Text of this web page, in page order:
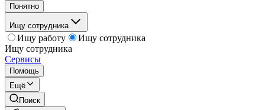
Понятно
Ищу сотрудника
Ищу работу
Ищу сотрудника
Ищу сотрудника
Сервисы
Помощь
Ещё
Поиск